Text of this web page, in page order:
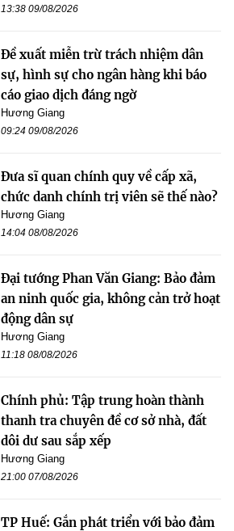
13:38 09/08/2026
Đề xuất miễn trừ trách nhiệm dân
sự, hình sự cho ngân hàng khi báo
cáo giao dịch đáng ngờ
Hương Giang
09:24 09/08/2026
Đưa sĩ quan chính quy về cấp xã,
chức danh chính trị viên sẽ thế nào?
Hương Giang
14:04 08/08/2026
Đại tướng Phan Văn Giang: Bảo đảm
an ninh quốc gia, không cản trở hoạt
động dân sự
Hương Giang
11:18 08/08/2026
Chính phủ: Tập trung hoàn thành
thanh tra chuyên đề cơ sở nhà, đất
dôi dư sau sắp xếp
Hương Giang
21:00 07/08/2026
TP Huế: Gắn phát triển với bảo đảm